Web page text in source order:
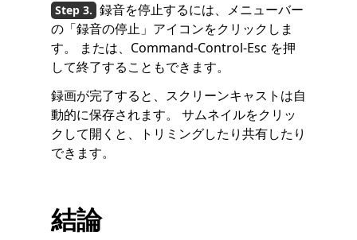
録音を停止するには、メニューバー
の「録音の停止」アイコンをクリックしま
す。 または、Command-Control-Esc を押
して終了することもできます。
録画が完了すると、スクリーンキャストは自
動的に保存されます。 サムネイルをクリッ
クして開くと、トリミングしたり共有したり
できます。
結論